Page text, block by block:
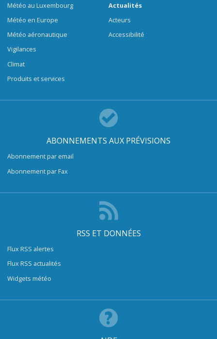
Météo au Luxembourg
Météo en Europe
Météo aéronautique
Vigilances
Climat
Produits et services
Actualités
Acteurs
Accessibilité
ABONNEMENTS AUX PRÉVISIONS
Abonnement par email
Abonnement par Fax
RSS ET DONNÉES
Flux RSS alertes
Flux RSS actualités
Widgets météo